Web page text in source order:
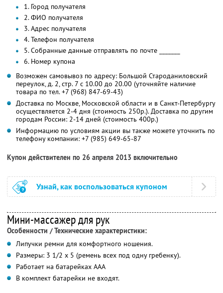
1. Город получателя
2. ФИО получателя
3. Адрес получателя
4. Телефон получателя
5. Собранные данные отправлять по почте _______
6. Номер купона
Возможен самовывоз по адресу: Большой Староданиловский
переулок, д. 2, стр. 7 с 10.00 до 20.00 (уточняйте наличие
товара по тел. +7 (968) 847-69-43)
Доставка по Москве, Московской области и в Санкт-Петербургу
осуществляется 2-4 дня (стоимость 250р.). Доставка по другим
городам России: 2-14 дней (стоимость 400р.)
Информацию по условиям акции вы также можете уточнить по
телефону компании: +7 (985) 649-65-87
Купон действителен по 26 апреля 2013 включительно
Узнай, как воспользоваться купоном
Мини-массажер для рук
Особенности / Технические характеристики:
Липучки ремни для комфортного ношения.
Размеры: 3 1/2 х 5 (ремень всех под одну гребенку).
Работает на батарейках ААА
В комплект батарейки не входят.